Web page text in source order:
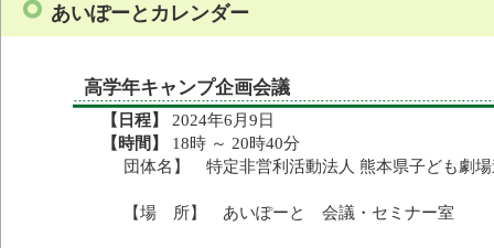
あいぽーとカレンダー
高学年キャンプ企画会議
【日程】
2024年6月9日
【時間】
18時 ～ 20時40分
団体名】 特定非営利活動法人 熊本県子ども劇場
【場 所】 あいぽーと 会議・セミナー室